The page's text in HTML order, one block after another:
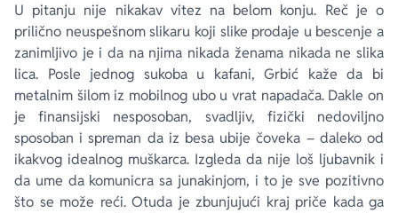
U pitanju nije nikakav vitez na belom konju. Reč je o
prilično neuspešnom slikaru koji slike prodaje u bescenje a
zanimljivo je i da na njima nikada ženama nikada ne slika
lica. Posle jednog sukoba u kafani, Grbić kaže da bi
metalnim šilom iz mobilnog ubo u vrat napadača. Dakle on
je finansijski nesposoban, svadljiv, fizički nedoviljno
sposoban i spreman da iz besa ubije čoveka – daleko od
ikakvog idealnog muškarca. Izgleda da nije loš ljubavnik i
da ume da komunicra sa junakinjom, i to je sve pozitivno
što se može reći. Otuda je zbunjujući kraj priče kada ga